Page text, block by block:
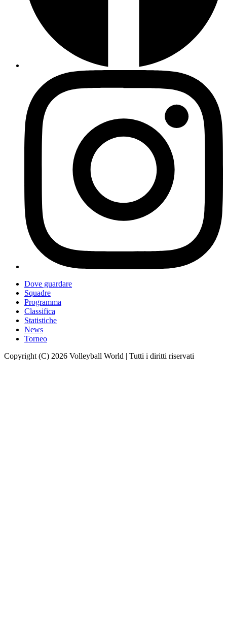
Dove guardare
Squadre
Programma
Classifica
Statistiche
News
Torneo
Copyright (C) 2026 Volleyball World | Tutti i diritti riservati